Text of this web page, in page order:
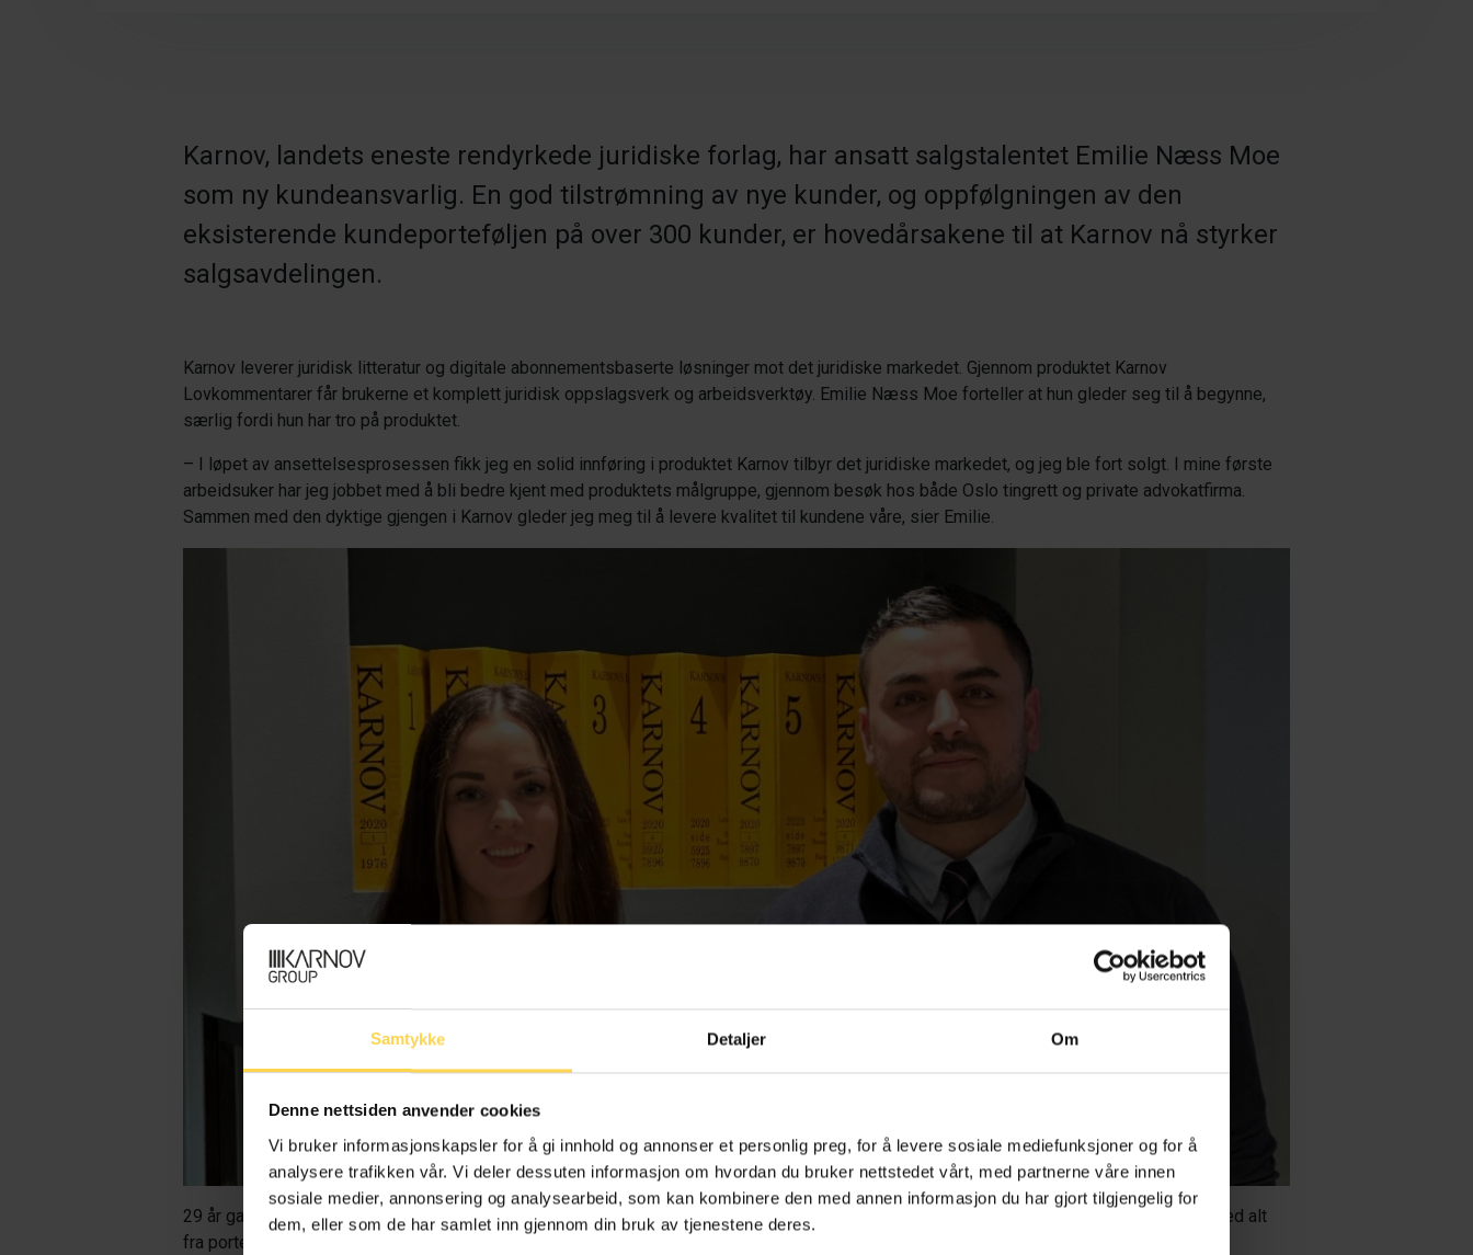
Samtykke Detaljer Om
Denne nettsiden anvender cookies
Vi bruker informasjonskapsler for å gi innhold og annonser et personlig preg, for å levere sosiale mediefunksjoner og for å
analysere trafikken vår. Vi deler dessuten informasjon om hvordan du bruker nettstedet vårt, med partnerne våre innen
sosiale medier, annonsering og analysearbeid, som kan kombinere den med annen informasjon du har gjort tilgjengelig for
dem, eller som de har samlet inn gjennom din bruk av tjenestene deres.
Karnov, landets eneste rendyrkede juridiske forlag, har ansatt salgstalentet Emilie Næss Moe
som ny kundeansvarlig. En god tilstrømning av nye kunder, og oppfølgningen av den
eksisterende kundeporteføljen på over 300 kunder, er hovedårsakene til at Karnov nå styrker
salgsavdelingen.
Karnov leverer juridisk litteratur og digitale abonnementsbaserte løsninger mot det juridiske markedet. Gjennom produktet Karnov
Lovkommentarer får brukerne et komplett juridisk oppslagsverk og arbeidsverktøy. Emilie Næss Moe forteller at hun gleder seg til å begynne,
særlig fordi hun har tro på produktet.
– I løpet av ansettelsesprosessen fikk jeg en solid innføring i produktet Karnov tilbyr det juridiske markedet, og jeg ble fort solgt. I mine første
arbeidsuker har jeg jobbet med å bli bedre kjent med produktets målgruppe, gjennom besøk hos både Oslo tingrett og private advokatfirma.
Sammen med den dyktige gjengen i Karnov gleder jeg meg til å levere kvalitet til kundene våre, sier Emilie.
29 år gamle Næss Moe har allerede opparbeidet seg solid erfaring fra salg og service. Hos Sector Alarm jobbet hun i nærmere fem år med alt
fra porteføljesalg til kundeoppfølging. Hun har også jobbet med salg innen SaaS (Software as a service) fra sin tid som kundekonsulent i